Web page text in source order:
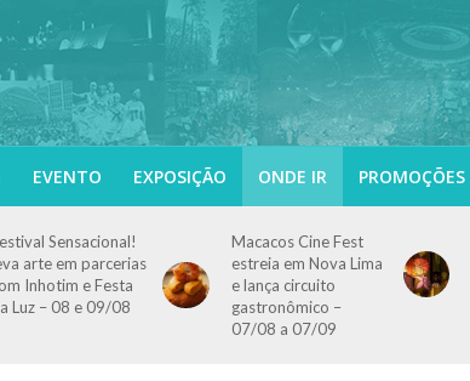
EVENTO EXPOSIÇÃO ONDE IR PROMOÇÕES
Sensacional!
arte em parcerias
Inhotim e Festa
Luz – 08 e 09/08
Macacos Cine Fest
estreia em Nova Lima
e lança circuito
gastronômico –
07/08 a 07/09